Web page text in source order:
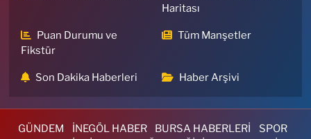
Haritası
Puan Durumu ve
Fikstür
Tüm Manşetler
Son Dakika Haberleri Haber Arşivi
GÜNDEM İNEGÖL HABER BURSA HABERLERİ
SPOR